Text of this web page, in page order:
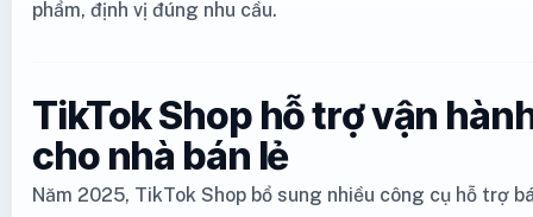
phẩm, định vị đúng nhu cầu.
TikTok Shop hỗ trợ vận
cho nhà bán lẻ
Năm 2025, TikTok Shop bổ sung nhiều công cụ hỗ trợ